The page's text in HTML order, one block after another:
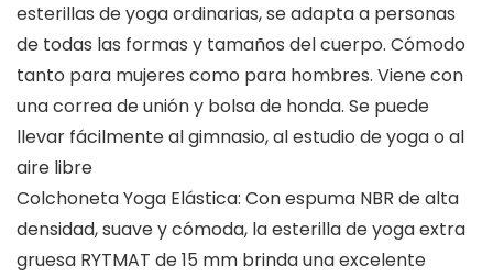
esterillas de yoga ordinarias, se adapta a personas
de todas las formas y tamaños del cuerpo. Cómodo
tanto para mujeres como para hombres. Viene con
una correa de unión y bolsa de honda. Se puede
llevar fácilmente al gimnasio, al estudio de yoga o al
aire libre
Colchoneta Yoga Elástica: Con espuma NBR de alta
densidad, suave y cómoda, la esterilla de yoga extra
gruesa RYTMAT de 15 mm brinda una excelente